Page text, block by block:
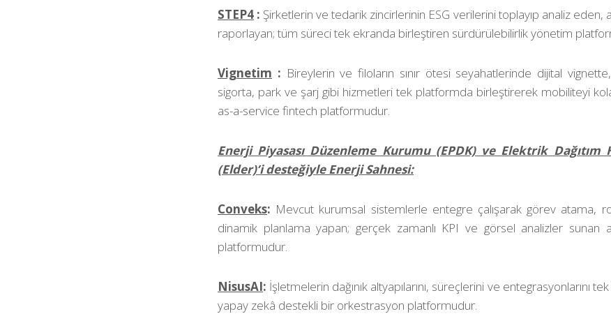
STEP4 : Şirketlerin ve tedarik zincirlerinin ESG verilerini toplayıp analiz eden,
raporlayan; tüm süreci tek ekranda birleştiren sürdürülebilirlik yönetim
Vignetim : Bireylerin ve filoların sınır ötesi seyahatlerinde dijital
sigorta, park ve şarj gibi hizmetleri tek platformda birleştirerek mobiliteyi
as-a-service fintech platformudur.
Enerji Piyasası Düzenleme Kurumu (EPDK) ve Elektrik
(Elder)’i desteğiyle Enerji Sahnesi:
Conveks: Mevcut kurumsal sistemlerle entegre çalışarak görev atama,
dinamik planlama yapan; gerçek zamanlı KPI ve görsel analizler sunan
platformudur.
NisusAI: İşletmelerin dağınık altyapılarını, süreçlerini ve entegrasyonlarını
yapay zekâ destekli bir orkestrasyon platformudur.